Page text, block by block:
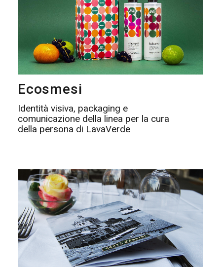
Ecosmesi
Identità visiva, packaging e
comunicazione della linea per la cura
della persona di LavaVerde